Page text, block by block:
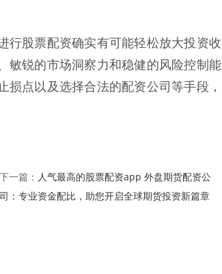
行股票配资确实有可能轻松放大投资收
敏锐的市场洞察力和稳健的风险控制能
点以及选择合法的配资公司等手段，
下一篇： 人气最高的股票配资app 外盘期货配资公
司：专业资金配比，助您开启全球期货投资新篇章